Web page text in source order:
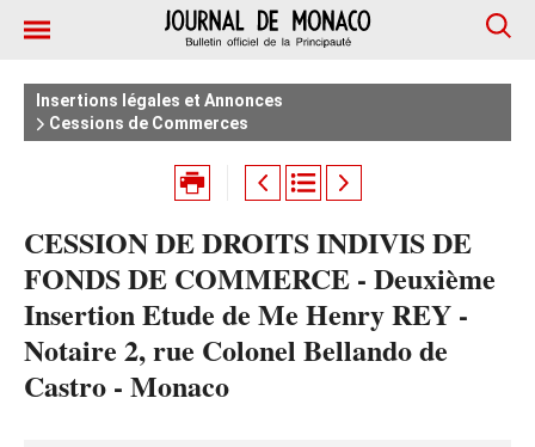
Insertions légales et Annonces
Cessions de Commerces
CESSION DE DROITS INDIVIS DE
FONDS DE COMMERCE - Deuxième
Insertion Etude de Me Henry REY -
Notaire 2, rue Colonel Bellando de
Castro - Monaco